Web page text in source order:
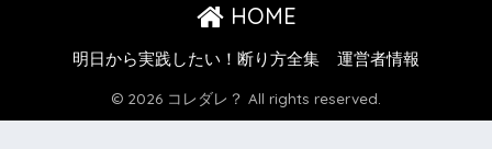
HOME
明日から実践したい！断り方全集 運営者情報
© 2026 コレダレ？ All rights reserved.